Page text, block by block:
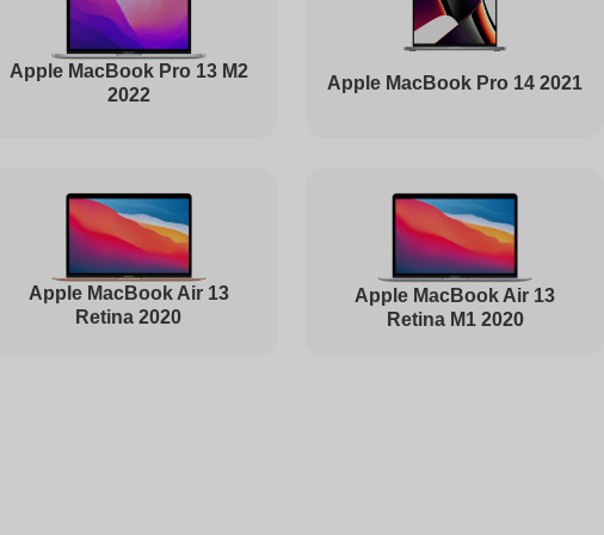
1030
1495
1000
Apple MacBook Pro 13 M2
2022
Apple MacBook Pro 14 2021
Apple MacBook Air 13
Retina 2020
Apple MacBook Air 13
Retina M1 2020